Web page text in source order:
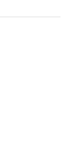
commerce